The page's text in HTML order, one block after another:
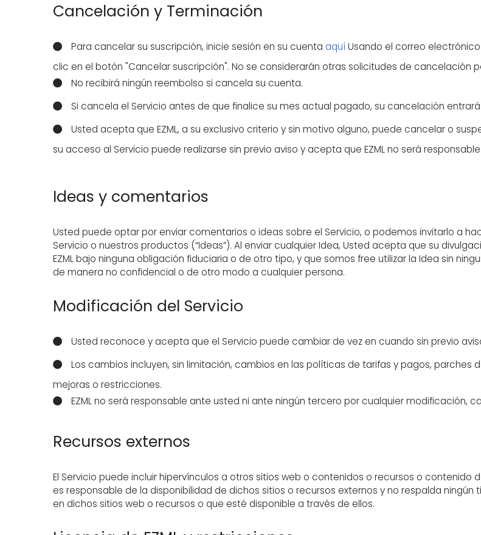
Cancelación y Terminación
Para cancelar su suscripción, inicie sesión en su cuenta aquíUsando el correo
clic en el botón "Cancelar suscripción". No se considerarán otras solicitudes de cancelación
No recibirá ningún reembolso si cancela su cuenta.
Si cancela el Servicio antes de que finalice su mes actual pagado, su cancelación
Usted acepta que EZML, a su exclusivo criterio y sin motivo alguno, puede cancelar o
su acceso al Servicio puede realizarse sin previo aviso y acepta que EZML no será
Ideas y comentarios
Usted puede optar por enviar comentarios o ideas sobre el Servicio, o podemos invitarlo a
Servicio o nuestros productos (“Ideas”). Al enviar cualquier Idea, Usted acepta que su
EZML bajo ninguna obligación fiduciaria o de otro tipo, y que somos free utilizar la Idea sin
de manera no confidencial o de otro modo a cualquier persona.
Modificación del Servicio
Usted reconoce y acepta que el Servicio puede cambiar de vez en cuando sin previo
Los cambios incluyen, sin limitación, cambios en las políticas de tarifas y pagos,
mejoras o restricciones.
EZML no será responsable ante usted ni ante ningún tercero por cualquier modificación,
Recursos externos
El Servicio puede incluir hipervínculos a otros sitios web o contenidos o recursos o
es responsable de la disponibilidad de dichos sitios o recursos externos y no respalda
en dichos sitios web o recursos o que esté disponible a través de ellos.